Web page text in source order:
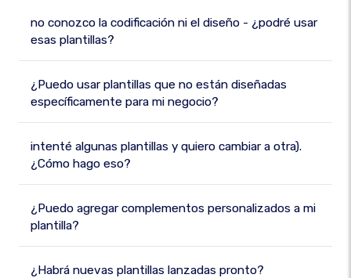
no conozco la codificación ni el diseño - ¿podré usar
esas plantillas?
¿Puedo usar plantillas que no están diseñadas
específicamente para mi negocio?
intenté algunas plantillas y quiero cambiar a otra).
¿Cómo hago eso?
¿Puedo agregar complementos personalizados a mi
plantilla?
¿Habrá nuevas plantillas lanzadas pronto?